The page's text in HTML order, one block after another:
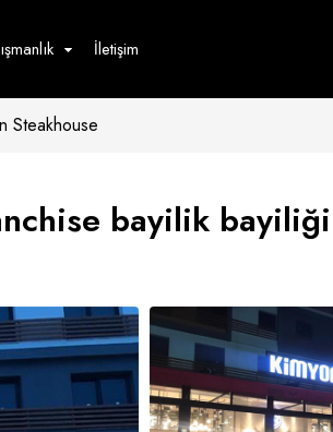
İletişim
Steakhouse
bayilik bayiliği